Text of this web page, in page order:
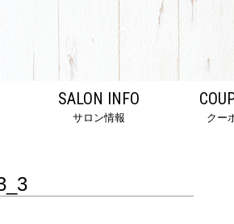
SALON INFO
サロン情報 クー